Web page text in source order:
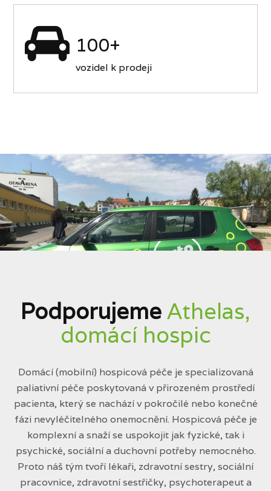
100+
vozidel k prodeji
PodporujemeAthelas,
domácí hospic
Domácí (mobilní) hospicová péče je specializovaná
paliativní péče poskytovaná v přirozeném prostředí
pacienta, který se nachází v pokročilé nebo konečné
fázi nevyléčitelného onemocnění. Hospicová péče je
komplexní a snaží se uspokojit jak fyzické, tak i
psychické, sociální a duchovní potřeby nemocného.
Proto náš tým tvoří lékaři, zdravotní sestry, sociální
pracovnice, zdravotní sestřičky, psychoterapeut a